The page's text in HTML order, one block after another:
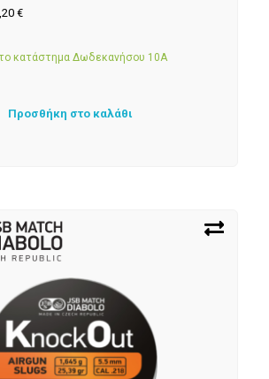
€
κατάστημα Δωδεκανήσου 10Α
Προσθήκη στο καλάθι